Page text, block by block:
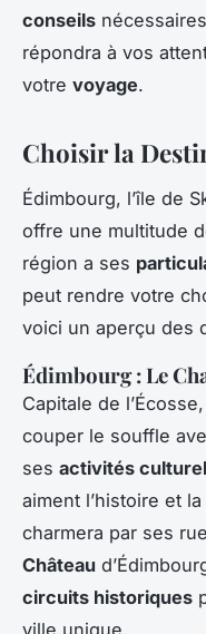
conseils
répondra à vos
votre voyage.
Choisir la
Édimbourg, l’île de
offre une multitude
région a ses
peut rendre votre
voici un aperçu des
Édimbourg : Le
Capitale de l’Écosse,
couper le souffle
ses activités
aiment l’histoire et
charmera par ses
Château
circuits historiques
ville unique.